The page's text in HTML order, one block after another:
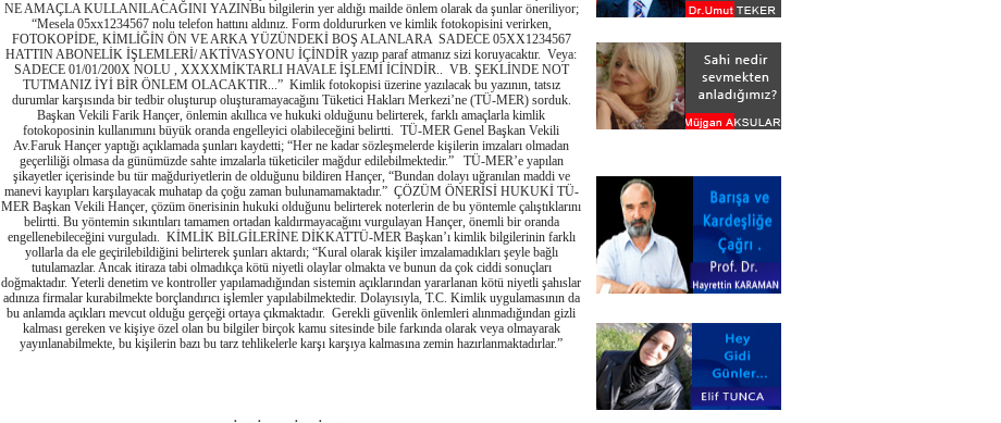
NE AMAÇLA KULLANILACAĞINI YAZINBu bilgilerin yer aldığı mailde önlem olarak da şunlar öneriliyor;
“Mesela 05xx1234567 nolu telefon hattını aldınız. Form doldururken ve kimlik fotokopisini verirken,
FOTOKOPİDE, KİMLİĞİN ÖN VE ARKA YÜZÜNDEKİ BOŞ ALANLARA SADECE 05XX1234567
HATTIN ABONELİK İŞLEMLERİ/ AKTİVASYONU İÇİNDİR yazıp paraf atmanız sizi koruyacaktır. Veya:
SADECE 01/01/200X NOLU , XXXXMİKTARLI HAVALE İŞLEMİ İCİNDİR.. VB. ŞEKLİNDE NOT
TUTMANIZ İYİ BİR ÖNLEM OLACAKTIR...” Kimlik fotokopisi üzerine yazılacak bu yazının, tatsız
durumlar karşısında bir tedbir oluşturup oluşturamayacağını Tüketici Hakları Merkezi’ne (TÜ-MER) sorduk.
Başkan Vekili Farik Hançer, önlemin akıllıca ve hukuki olduğunu belirterek, farklı amaçlarla kimlik
fotokoposinin kullanımını büyük oranda engelleyici olabileceğini belirtti. TÜ-MER Genel Başkan Vekili
Av.Faruk Hançer yaptığı açıklamada şunları kaydetti; “Her ne kadar sözleşmelerde kişilerin imzaları olmadan
geçerliliği olmasa da günümüzde sahte imzalarla tüketiciler mağdur edilebilmektedir.” TÜ-MER’e yapılan
şikayetler içerisinde bu tür mağduriyetlerin de olduğunu bildiren Hançer, “Bundan dolayı uğranılan maddi ve
manevi kayıpları karşılayacak muhatap da çoğu zaman bulunamamaktadır.” ÇÖZÜM ÖNERİSİ HUKUKİ TÜ-
MER Başkan Vekili Hançer, çözüm önerisinin hukuki olduğunu belirterek noterlerin de bu yöntemle çalıştıklarını
belirtti. Bu yöntemin sıkıntıları tamamen ortadan kaldırmayacağını vurgulayan Hançer, önemli bir oranda
engellenebileceğini vurguladı. KİMLİK BİLGİLERİNE DİKKATTÜ-MER Başkan’ı kimlik bilgilerinin farklı
yollarla da ele geçirilebildiğini belirterek şunları aktardı; “Kural olarak kişiler imzalamadıkları şeyle bağlı
tutulamazlar. Ancak itiraza tabi olmadıkça kötü niyetli olaylar olmakta ve bunun da çok ciddi sonuçları
doğmaktadır. Yeterli denetim ve kontroller yapılamadığından sistemin açıklarından yararlanan kötü niyetli şahıslar
adınıza firmalar kurabilmekte borçlandırıcı işlemler yapılabilmektedir. Dolayısıyla, T.C. Kimlik uygulamasının da
bu anlamda açıkları mevcut olduğu gerçeği ortaya çıkmaktadır. Gerekli güvenlik önlemleri alınmadığından gizli
kalması gereken ve kişiye özel olan bu bilgiler birçok kamu sitesinde bile farkında olarak veya olmayarak
yayınlanabilmekte, bu kişilerin bazı bu tarz tehlikelerle karşı karşıya kalmasına zemin hazırlanmaktadırlar.”